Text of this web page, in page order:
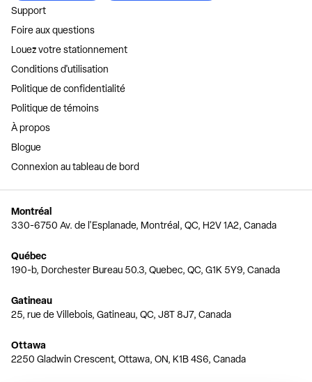
Support
Foire aux questions
Louez votre stationnement
Conditions d'utilisation
Politique de confidentialité
Politique de témoins
À propos
Blogue
Connexion au tableau de bord
Montréal
330-6750 Av. de l'Esplanade, Montréal, QC, H2V 1A2, Canada
Québec
190-b, Dorchester Bureau 50.3, Quebec, QC, G1K 5Y9, Canada
Gatineau
25, rue de Villebois, Gatineau, QC, J8T 8J7, Canada
Ottawa
2250 Gladwin Crescent, Ottawa, ON, K1B 4S6, Canada